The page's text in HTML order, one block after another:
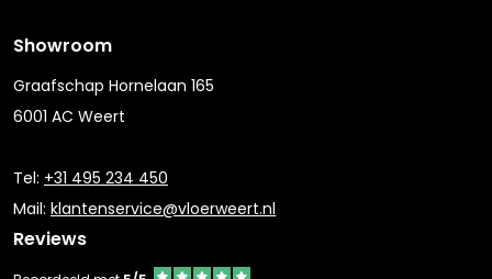
Showroom
Graafschap Hornelaan 165
6001 AC Weert
Tel: +31 495 234 450
Mail: klantenservice@vloerweert.nl
Reviews